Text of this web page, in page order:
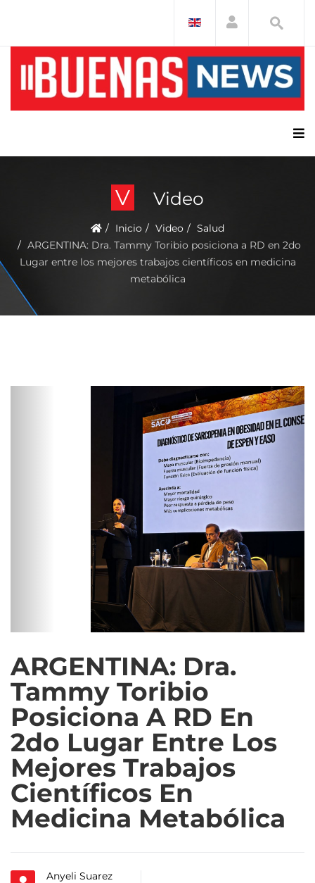
V Video
Inicio Video
Salud
ARGENTINA: Dra. Tammy Toribio posiciona a RD en 2do
Lugar entre los mejores trabajos científicos en medicina
metabólica
ARGENTINA: Dra.
Tammy Toribio
Posiciona A RD En
2do Lugar Entre Los
Mejores Trabajos
Científicos En
Medicina Metabólica
Anyeli Suarez